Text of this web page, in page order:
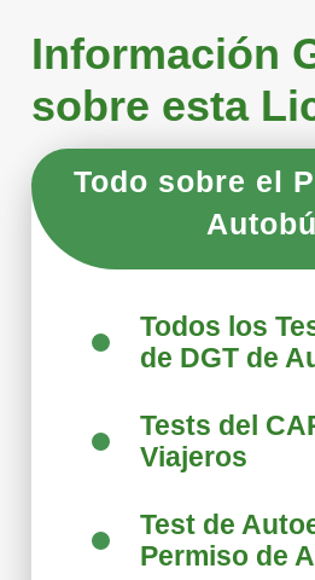
Información
sobre esta
Todo sobre el
Todos los
de DGT de
Tests del
Viajeros
Test de
Permiso de